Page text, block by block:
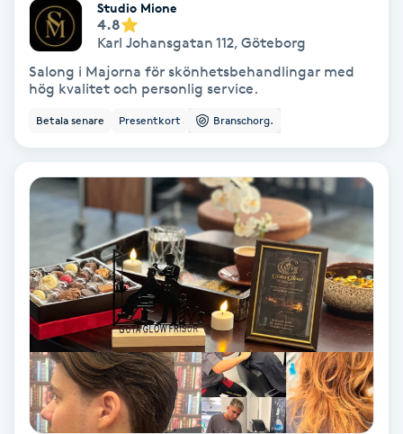
Nageltrång
Nagelvård
Naglar borttagning
Naglar reparation
Naprapati
Navelpiercing
NBE-massage
Ny frisyr
Studio Mione
4.8
Karl Johansgatan 112, Göteborg
Salong i Majorna för skönhetsbehandlingar med
hög kvalitet och personlig service.
Betala senare Presentkort Branschorg.